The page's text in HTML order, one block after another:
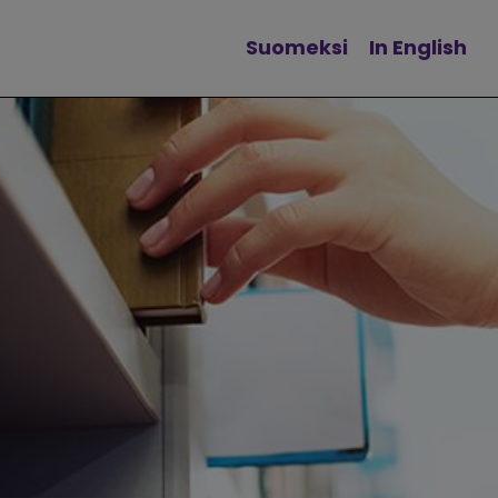
Vaihda kieltä
Suomeksi In English